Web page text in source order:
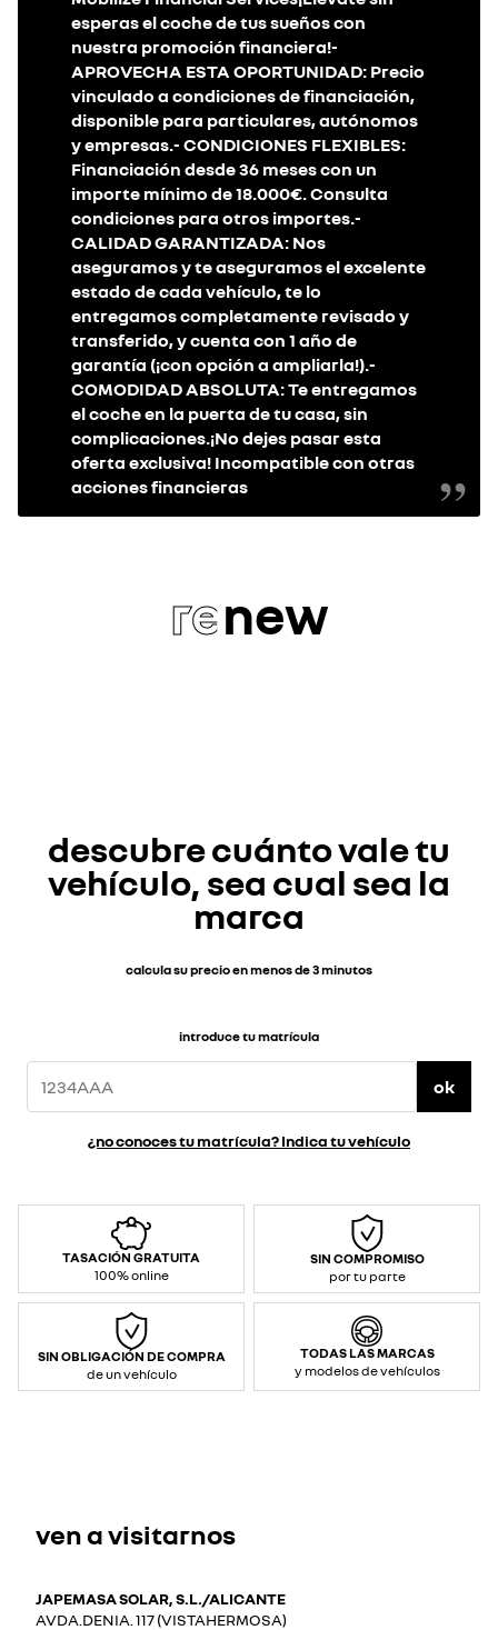
esperas el coche de tus sueños con
nuestra promoción financiera!-
APROVECHA ESTA OPORTUNIDAD: Precio
vinculado a condiciones de financiación,
disponible para particulares, autónomos
y empresas.- CONDICIONES FLEXIBLES:
Financiación desde 36 meses con un
importe mínimo de 18.000€. Consulta
condiciones para otros importes.-
CALIDAD GARANTIZADA: Nos
aseguramos y te aseguramos el excelente
estado de cada vehículo, te lo
entregamos completamente revisado y
transferido, y cuenta con 1 año de
garantía (¡con opción a ampliarla!).-
COMODIDAD ABSOLUTA: Te entregamos
el coche en la puerta de tu casa, sin
complicaciones.¡No dejes pasar esta
oferta exclusiva! Incompatible con otras
acciones financieras
renew
descubre cuánto vale tu
vehículo, sea cual sea la
marca
calcula su precio en menos de 3 minutos
introduce tu matrícula
ok
¿no conoces tu matrícula? Indica tu vehículo
TASACIÓN GRATUITA
100% online
SIN COMPROMISO
por tu parte
SIN OBLIGACIÓN DE COMPRA
de un vehículo
TODAS LAS MARCAS
y modelos de vehículos
ven a visitarnos
JAPEMASA SOLAR, S.L./ALICANTE
AVDA.DENIA. 117 (VISTAHERMOSA)